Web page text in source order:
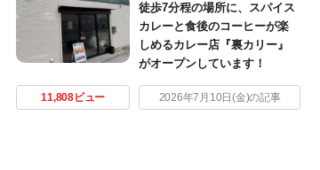
徒歩7分程の場所に、スパイス
カレーと食後のコーヒーが楽
しめるカレー店『裏カリー』
がオープンしています！
11,808ビュー 2026年7月10日(金)の記事